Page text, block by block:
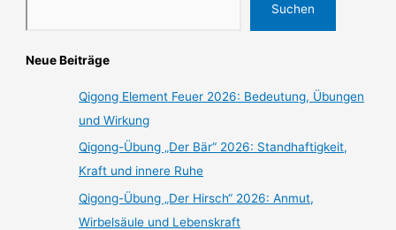
Suchen
Neue Beiträge
Qigong Element Feuer 2026: Bedeutung, Übungen
und Wirkung
Qigong-Übung „Der Bär“ 2026: Standhaftigkeit,
Kraft und innere Ruhe
Qigong-Übung „Der Hirsch“ 2026: Anmut,
Wirbelsäule und Lebenskraft